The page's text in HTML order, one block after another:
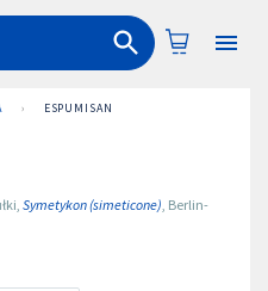
› ESPUMISAN
, Symetykon (simeticone), Berlin-